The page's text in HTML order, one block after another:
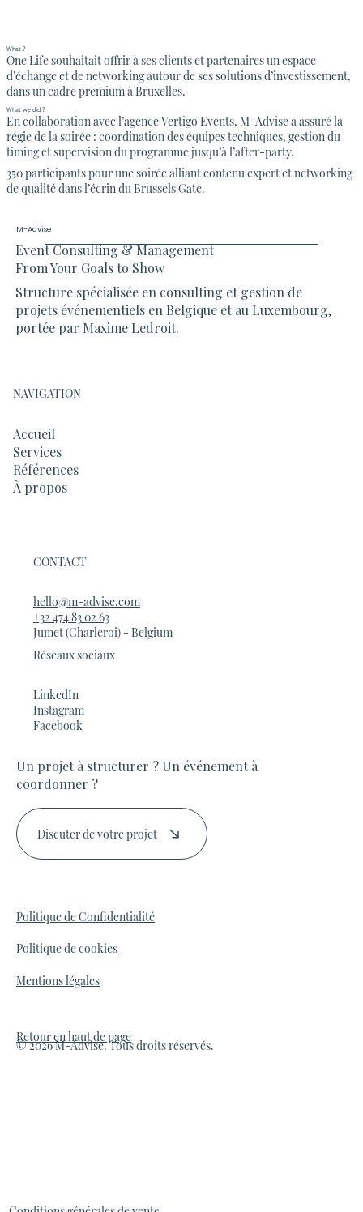
What ?
One Life souhaitait offrir à ses clients et partenaires un espace
d’échange et de networking autour de ses solutions d’investissement,
dans un cadre premium à Bruxelles.
What we did ?
En collaboration avec l’agence Vertigo Events, M-Advise a assuré la
régie de la soirée : coordination des équipes techniques, gestion du
timing et supervision du programme jusqu’à l’after-party.
350 participants pour une soirée alliant contenu expert et networking
de qualité dans l’écrin du Brussels Gate.
M-Advise
Event Consulting & Management
From Your Goals to Show
Structure spécialisée en consulting et gestion de
projets événementiels en Belgique et au Luxembourg,
portée par Maxime Ledroit.
NAVIGATION
Accueil
Services
Références
À propos
CONTACT
hello@m-advise.com
+32 474 83 02 63
Jumet (Charleroi) - Belgium
Réseaux sociaux
LinkedIn
Instagram
Facebook
Un projet à structurer ? Un événement à
coordonner ?
Discuter de votre projet
Politique de Confidentialité
Politique de cookies
Mentions légales
Retour en haut de page
© 2026 M-Advise. Tous droits réservés.